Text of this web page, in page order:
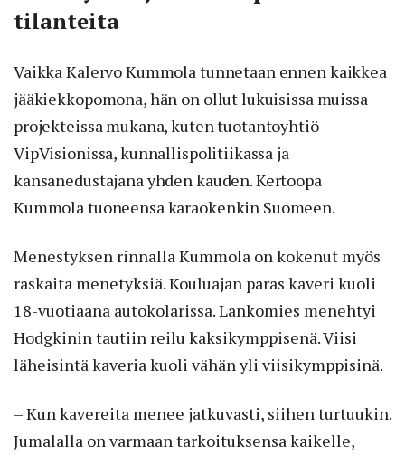
tilanteita
Vaikka Kalervo Kummola tunnetaan ennen kaikkea
jääkiekkopomona, hän on ollut lukuisissa muissa
projekteissa mukana, kuten tuotantoyhtiö
VipVisionissa, kunnallispolitiikassa ja
kansanedustajana yhden kauden. Kertoopa
Kummola tuoneensa karaokenkin Suomeen.
Menestyksen rinnalla Kummola on kokenut myös
raskaita menetyksiä. Kouluajan paras kaveri kuoli
18-vuotiaana autokolarissa. Lankomies menehtyi
Hodgkinin tautiin reilu kaksikymppisenä. Viisi
läheisintä kaveria kuoli vähän yli viisikymppisinä.
– Kun kavereita menee jatkuvasti, siihen turtuukin.
Jumalalla on varmaan tarkoituksensa kaikelle,